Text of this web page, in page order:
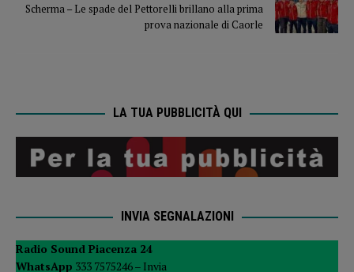
Scherma – Le spade del Pettorelli brillano alla prima
prova nazionale di Caorle
LA TUA PUBBLICITÀ QUI
INVIA SEGNALAZIONI
Radio Sound Piacenza 24
WhatsApp 333 7575246 – Invia